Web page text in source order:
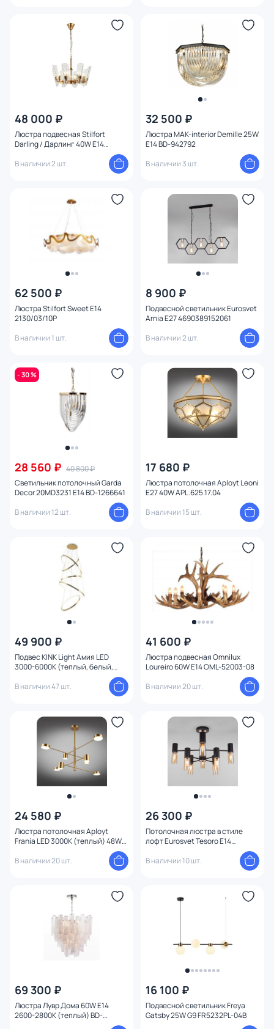
48 000 ₽
Люстра подвесная Stilfort
Darling / Дарлинг 40W E14
В наличии 2 шт.
32 500 ₽
Люстра MAK-interior Demille 25W
E14 BD-942792
В наличии 3 шт.
62 500 ₽
Люстра Stilfort Sweet E14
2130/03/10P
В наличии 1 шт.
8 900 ₽
Подвесной светильник Eurosvet
Arnia E27 4690389152061
В наличии 2 шт.
- 30 %
28 560 ₽ 40 800 ₽
Светильник потолочный Garda
Decor 20MD3231 E14 BD-1266641
В наличии 12 шт.
17 680 ₽
Люстра потолочная Aployt Leoni
E27 40W APL.625.17.04
В наличии 15 шт.
49 900 ₽
Подвес KINK Light Амия LED
3000-6000К (теплый, белый,
В наличии 47 шт.
41 600 ₽
Люстра подвесная Omnilux
Loureiro 60W E14 OML-52003-08
В наличии 20 шт.
24 580 ₽
Люстра потолочная Aployt
Frania LED 3000К (теплый) 48W
В наличии 20 шт.
26 300 ₽
Потолочная люстра в стиле
лофт Eurosvet Tesoro E14
В наличии 10 шт.
69 300 ₽
Люстра Лувр Дома 60W E14
2600-2800К (теплый) BD-
16 100 ₽
Подвесной светильник Freya
Gatsby 25W G9 FR5232PL-04B